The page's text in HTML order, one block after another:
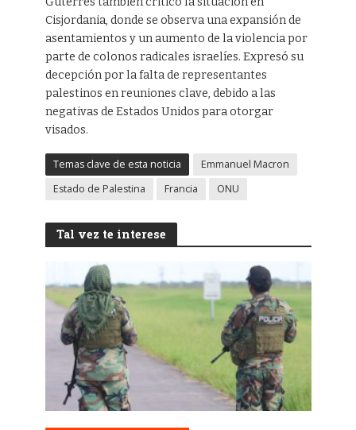
Cisjordania, donde se observa una expansión de
asentamientos y un aumento de la violencia por
parte de colonos radicales israelíes. Expresó su
decepción por la falta de representantes
palestinos en reuniones clave, debido a las
negativas de Estados Unidos para otorgar
visados.
Temas clave de esta noticia
Emmanuel Macron
Estado de Palestina
Francia ONU
Tal vez te interese